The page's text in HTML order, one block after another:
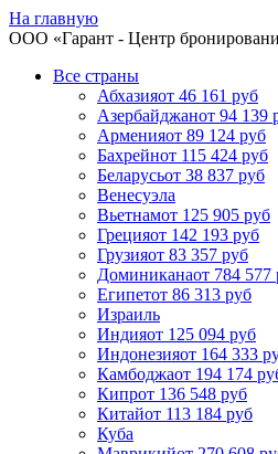
На главную
ООО «Гарант - Центр
Все страны
Абхазияот 46 161 руб
Азербайджанот 94 139
Арменияот 89 124 руб
Бахрейнот 115 424 руб
Беларусьот 38 837 руб
Венесуэла
Вьетнамот 125 905 руб
Грецияот 142 193 руб
Грузияот 83 357 руб
Доминиканаот 784 577
Египетот 86 313 руб
Израиль
Индияот 125 094 руб
Индонезияот 164 333
Камбоджаот 194 174
Кипрот 136 548 руб
Китайот 113 184 руб
Куба